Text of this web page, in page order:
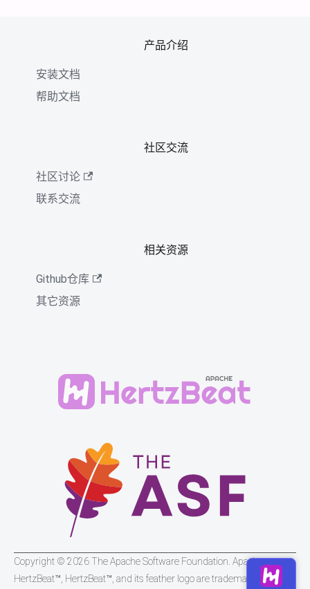
产品介绍
安装文档
帮助文档
社区交流
社区讨论
联系交流
相关资源
Github仓库
其它资源
Copyright © 2026 The Apache Software Foundation. Apache
HertzBeat™, HertzBeat™, and its feather logo are trademarks of The